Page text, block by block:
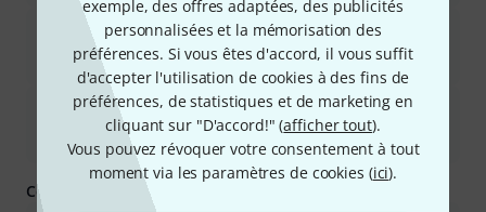
exemple, des offres adaptées, des publicités
personnalisées et la mémorisation des
préférences. Si vous êtes d'accord, il vous suffit
d'accepter l'utilisation de cookies à des fins de
préférences, de statistiques et de marketing en
cliquant sur "D'accord!" (afficher tout).
Vous pouvez révoquer votre consentement à tout
moment via les paramètres de cookies (ici).
Il offre un rapport qualité-prix exceptionnel, car le coût du
caisson avec haut-parleurs est souvent inférieur à celui de
l&#39;achat des haut-parleurs séparément.
Le boîtier est polyvalent, offrant plusieurs options
d&#39;impédance (4, 8, 16 ohms) pour différentes
configurations d&#39;amplificateurs.
Ce que vous devez savoir d'autre :